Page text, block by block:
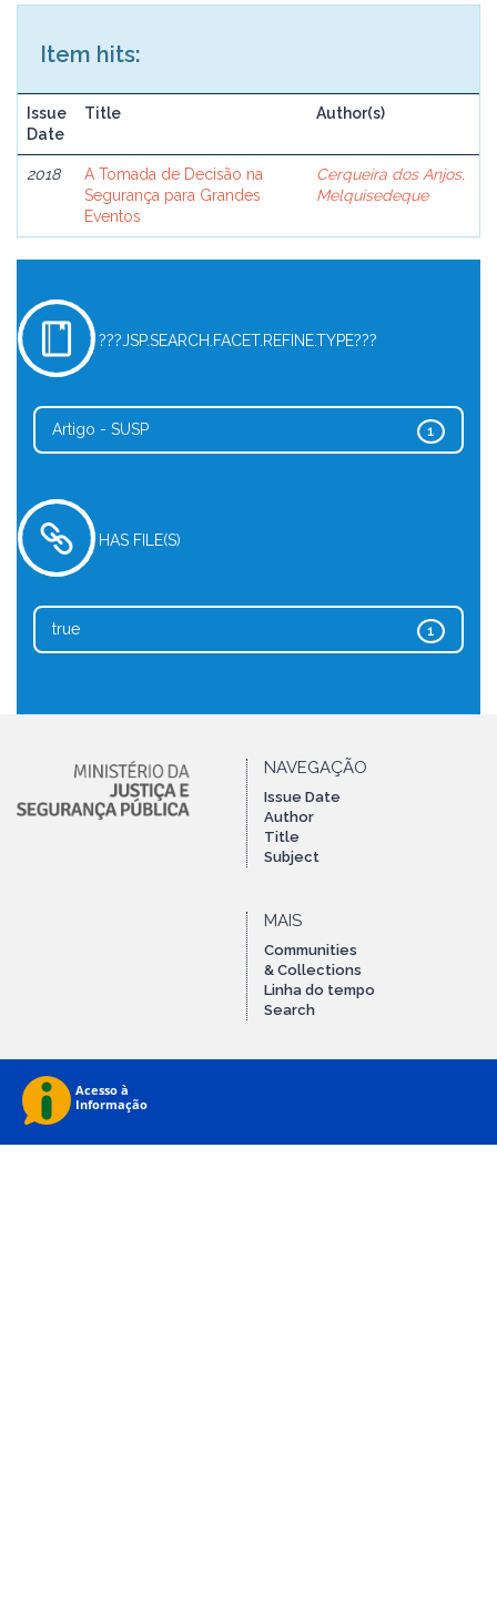
Item hits:
Issue
Date
Title Author(s)
2018
A Tomada de Decisão na
Segurança para Grandes
Eventos
Cerqueira dos Anjos,
Melquisedeque
???JSP.SEARCH.FACET.REFINE.TYPE???
1
Artigo - SUSP
HAS FILE(S)
1
true
NAVEGAÇÃO
Issue Date
Author
Title
Subject
MAIS
Communities
& Collections
Linha do tempo
Search